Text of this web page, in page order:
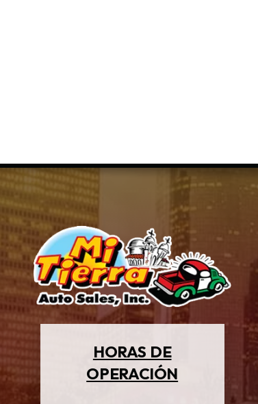
HORAS DE
OPERACIÓN